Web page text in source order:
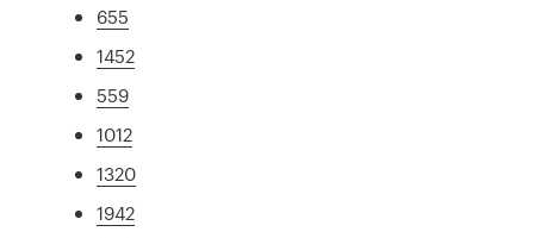
655
1452
559
1012
1320
1942